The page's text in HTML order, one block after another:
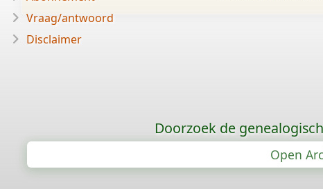
Vraag/antwoord
Disclaimer
Doorzoek de
Open